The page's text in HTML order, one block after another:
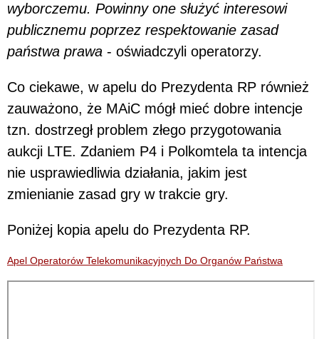
wyborczemu. Powinny one służyć interesowi
publicznemu poprzez respektowanie zasad
państwa prawa - oświadczyli operatorzy.
Co ciekawe, w apelu do Prezydenta RP również
zauważono, że MAiC mógł mieć dobre intencje
tzn. dostrzegł problem złego przygotowania
aukcji LTE. Zdaniem P4 i Polkomtela ta intencja
nie usprawiedliwia działania, jakim jest
zmienianie zasad gry w trakcie gry.
Poniżej kopia apelu do Prezydenta RP.
Apel Operatorów Telekomunikacyjnych Do Organów Państwa